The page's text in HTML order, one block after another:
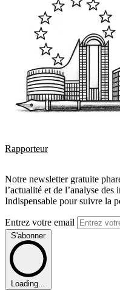
Rapporteur
Notre newsletter gratuite
l’actualité et de l’analyse des
Indispensable pour suivre la
Entrez votre email
S'abonner
Loading...